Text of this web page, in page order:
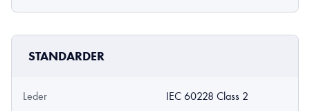
STANDARDER
Leder IEC 60228 Class 2